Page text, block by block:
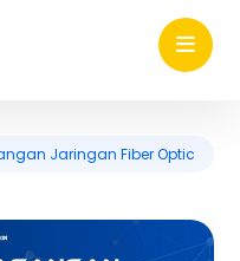
Jaringan Fiber Optic